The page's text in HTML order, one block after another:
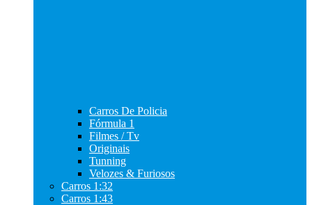
Carros De Policia
Fórmula 1
Filmes / Tv
Originais
Tunning
Velozes & Furiosos
Carros 1:32
Carros 1:43